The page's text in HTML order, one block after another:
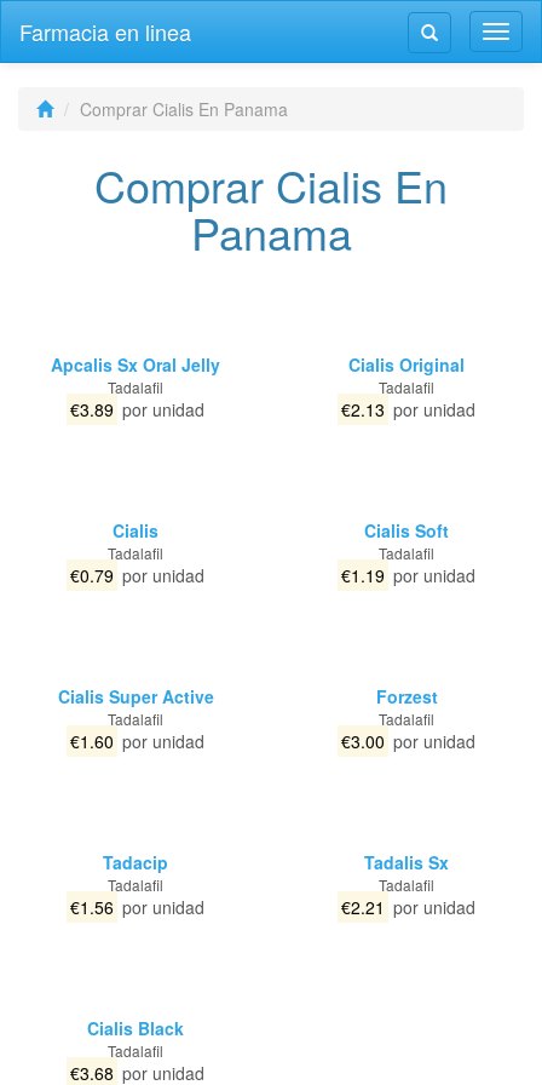
la
Alternar
la
Farmacia en linea
Comprar Cialis En Panama
Comprar Cialis En
Panama
Apcalis Sx Oral Jelly
Tadalafil
€3.89 por unidad
Cialis Original
Tadalafil
€2.13 por unidad
Cialis
Tadalafil
€0.79 por unidad
Cialis Soft
Tadalafil
€1.19 por unidad
Cialis Super Active
Tadalafil
€1.60 por unidad
Forzest
Tadalafil
€3.00 por unidad
Tadacip
Tadalafil
€1.56 por unidad
Tadalis Sx
Tadalafil
€2.21 por unidad
Cialis Black
Tadalafil
€3.68 por unidad